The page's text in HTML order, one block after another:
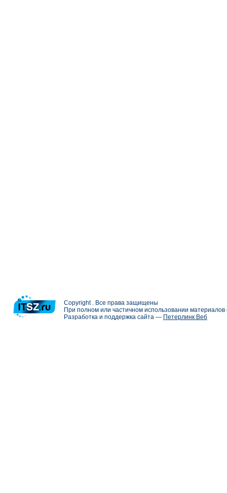
Copyright . Все права защищены
При полном или частичном использовании
Разработка и поддержка сайта — Петерлинк Веб